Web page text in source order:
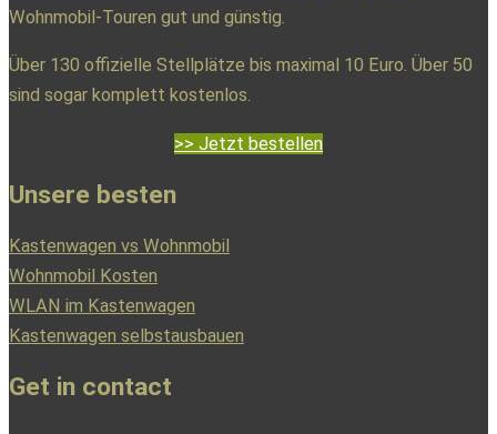
Wohnmobil-Touren gut und günstig.
Über 130 offizielle Stellplätze bis maximal 10 Euro. Über 50
sind sogar komplett kostenlos.
>> Jetzt bestellen
Unsere besten
Kastenwagen vs Wohnmobil
Wohnmobil Kosten
WLAN im Kastenwagen
Kastenwagen selbstausbauen
Get in contact